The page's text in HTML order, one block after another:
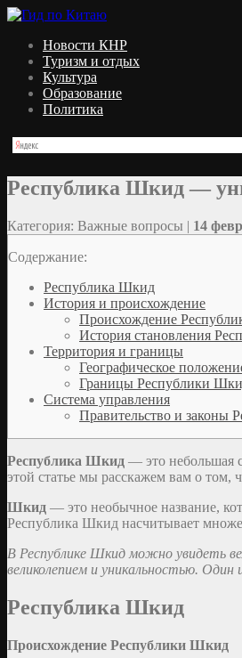
Новости КНР
Туризм и отдых
Культура
Образование
Политика
Республика Шкид —
Категория: Важные вопросы | 14
Содержание:
Республика Шкид
История и происхождение
Происхождение
История становления
Территория и границы
Географическое
Границы Республики
Система управления
Правительство и законы
Республика Шкид — это небольшая
этой статье мы расскажем вам о том,
Шкид — это необычное название,
Республика Шкид насчитывает
В Республике Шкид можно увидеть
великолепием и уникальностью.
Республика Шкид
Происхождение Республики Шкид